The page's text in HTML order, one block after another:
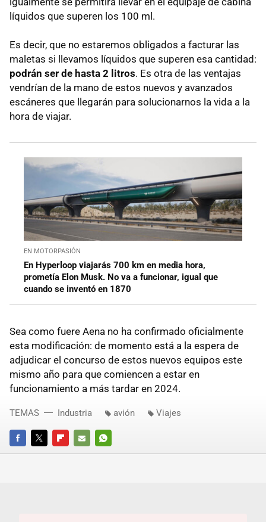
líquidos que superen los 100 ml.
Es decir, que no estaremos obligados a facturar las
maletas si llevamos líquidos que superen esa cantidad:
podrán ser de hasta 2 litros. Es otra de las ventajas
vendrían de la mano de estos nuevos y avanzados
escáneres que llegarán para solucionarnos la vida a la
hora de viajar.
EN MOTORPASIÓN
En Hyperloop viajarás 700 km en media hora,
prometía Elon Musk. No va a funcionar, igual que
cuando se inventó en 1870
Sea como fuere Aena no ha confirmado oficialmente
esta modificación: de momento está a la espera de
adjudicar el concurso de estos nuevos equipos este
mismo año para que comiencen a estar en
funcionamiento a más tardar en 2024.
FACEBOOKTWITTERFLIPBOARD
E-
WHATSAPP
TEMAS Industria avión Viajes